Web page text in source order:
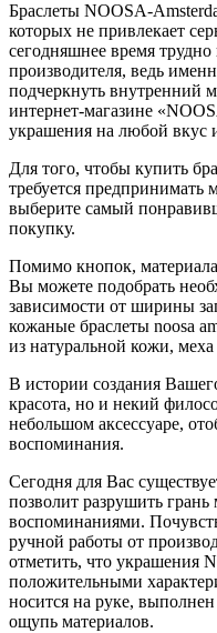
Браслеты NOOSA-
которых не привлекает
сегодняшнее время
производителя, ведь
подчеркнуть внутренний
интернет-магазине
украшения на любой вкус
Для того, чтобы купить
требуется
выберите самый
покупку.
Помимо кнопок,
Вы можете подобрать
зависимости от ширины
кожаные браслеты noosa
из натуральной кожи,
В истории создания
красота, но и некий
небольшом аксессуаре,
воспоминания.
Сегодня для Вас
позволит разрушить
воспоминаниями.
ручной работы от
отметить, что украшения
положительными
носится на руке,
ощупь материалов.